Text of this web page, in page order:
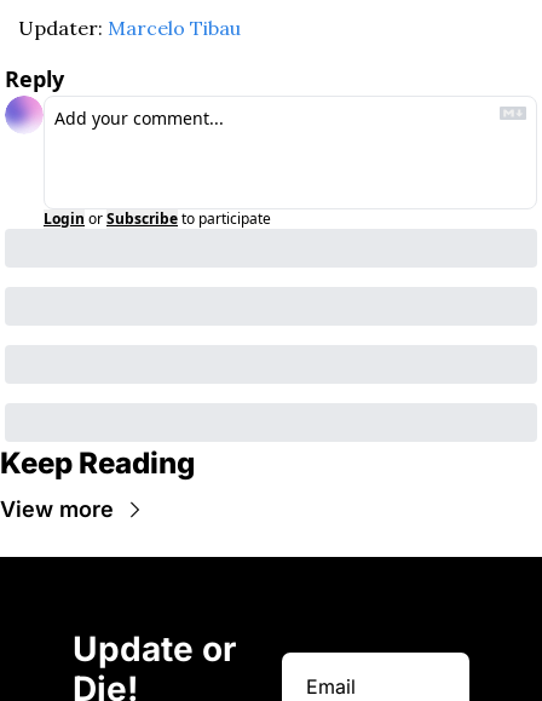
Updater: Marcelo Tibau
Reply
Login orSubscribeto participate
Keep Reading
View more
Update or
Die!